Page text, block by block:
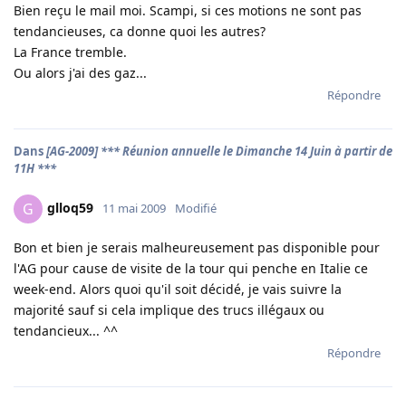
Bien reçu le mail moi. Scampi, si ces motions ne sont pas
tendancieuses, ca donne quoi les autres?
La France tremble.
Ou alors j'ai des gaz...
Répondre
Dans[AG-2009] *** Réunion annuelle le Dimanche 14 Juin à partir de
11H ***
G glloq59 11 mai 2009 Modifié
Bon et bien je serais malheureusement pas disponible pour
l'AG pour cause de visite de la tour qui penche en Italie ce
week-end. Alors quoi qu'il soit décidé, je vais suivre la
majorité sauf si cela implique des trucs illégaux ou
tendancieux... ^^
Répondre